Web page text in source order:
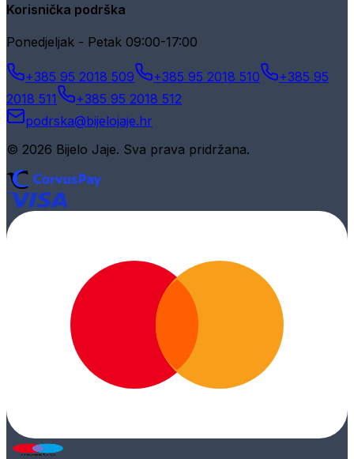
Korisnička podrška
Ponedjeljak - Petak 09:00-17:00
+385 95 2018 509 +385 95 2018 510
+385 95
2018 511
+385 95 2018 512
podrska@bijelojaje.hr
© 2026 Bijelo Jaje. Sva prava pridržana.